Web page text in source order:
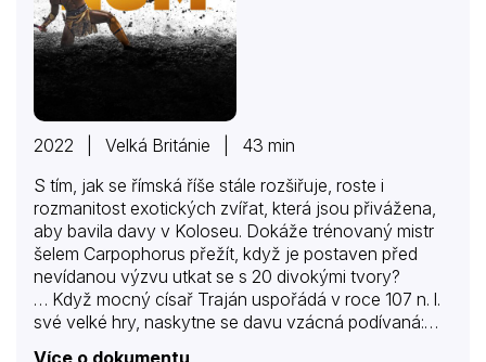
2022 | Velká Británie | 43 min
S tím, jak se římská říše stále rozšiřuje, roste i
rozmanitost exotických zvířat, která jsou přivážena,
aby bavila davy v Koloseu. Dokáže trénovaný mistr
šelem Carpophorus přežít, když je postaven před
nevídanou výzvu utkat se s 20 divokými tvory?
… Když mocný císař Traján uspořádá v roce 107 n. l.
své velké hry, naskytne se davu vzácná podívaná:
Více o dokumentu